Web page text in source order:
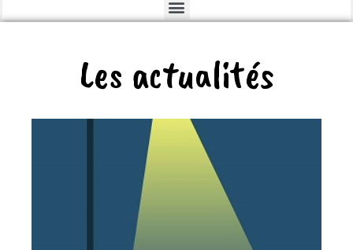
Les actualités